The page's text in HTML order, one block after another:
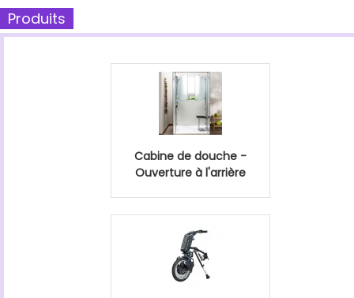
Produits
Cabine de douche -
Ouverture à l'arrière